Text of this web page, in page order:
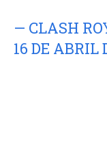
— CLASH
16 DE ABRIL